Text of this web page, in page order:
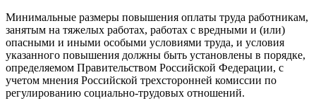
Минимальные размеры повышения оплаты труда работникам,
занятым на тяжелых работах, работах с вредными и (или)
опасными и иными особыми условиями труда, и условия
указанного повышения должны быть установлены в порядке,
определяемом Правительством Российской Федерации, с
учетом мнения Российской трехсторонней комиссии по
регулированию социально-трудовых отношений.